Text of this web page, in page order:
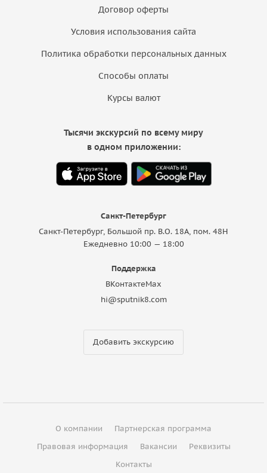
Договор оферты
Условия использования сайта
Политика обработки персональных данных
Способы оплаты
Курсы валют
Санкт-Петербург
Санкт-Петербург, Большой пр. В.О. 18A, пом. 48Н
Ежедневно 10:00 — 18:00
Поддержка
ВКонтактеMax
hi@sputnik8.com
Добавить экскурсию
Тысячи экскурсий по всему миру
в одном приложении:
О компании
Партнерская программа
Правовая информация
Вакансии
Реквизиты
Контакты